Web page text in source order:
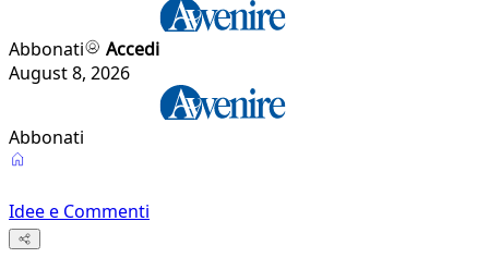
Abbonati
Accedi
August 8, 2026
Abbonati
Idee e Commenti